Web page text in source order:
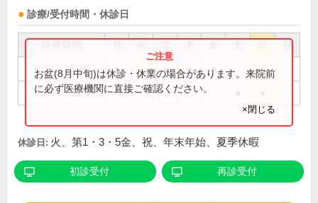
診療/受付時間・休診日
祝
8:30～18:30 ● ● ● ●
9:00～15:30
お盆(8月中旬)は休診・休業の場合があります。来院前
に必ず医療機関に直接ご確認ください。
×閉じる
休診日: 火、第1・3・5金、祝、年末年始、夏季休暇
初診受付 再診受付